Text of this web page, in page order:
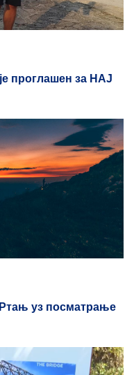
проглашен за НАЈ
уз посматрање